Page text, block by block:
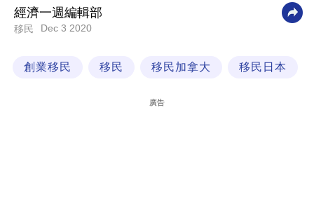
科
技
經濟一週編輯部
移民 Dec 3 2020
創業移民 移民 移民加拿大 移民日本
廣告